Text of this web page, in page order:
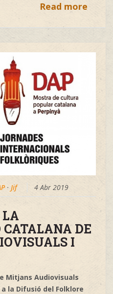
Read more
· Jif 4 Abr 2019
LA
CATALANA DE
I
Mitjans Audiovisuals
la Difusió del Folklore